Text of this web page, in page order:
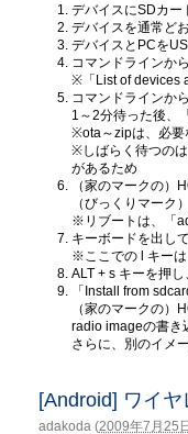
デバイスにSDカー
デバイスを通常ど
デバイスとPCを
コマンドラインか
※「List of devices
コマンドラインか
1～2分待った後、
※ota～zipは、必要
※しばらく待つの
があるため
（家のマークの）
（びっくりマーク
※リブートは、「
キーボードを出し
※ここでの l キー
ALT + s キーを押
「Install from
（家のマークの）
radio imageの書き
さらに、別のイメ
[Android] ワイ
adakoda (2009年7月25